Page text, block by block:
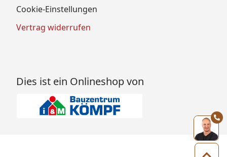
Cookie-Einstellungen
Vertrag widerrufen
Dies ist ein Onlineshop von